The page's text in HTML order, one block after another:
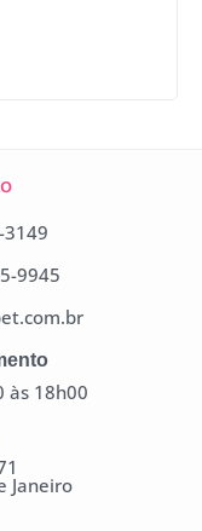
3149
9945
às 18h00
Janeiro